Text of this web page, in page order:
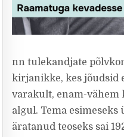
nn tulekandjate
kirjanikke, kes jõudsid
varakult, enam-vähem
algul. Tema
äratanud teoseks sai